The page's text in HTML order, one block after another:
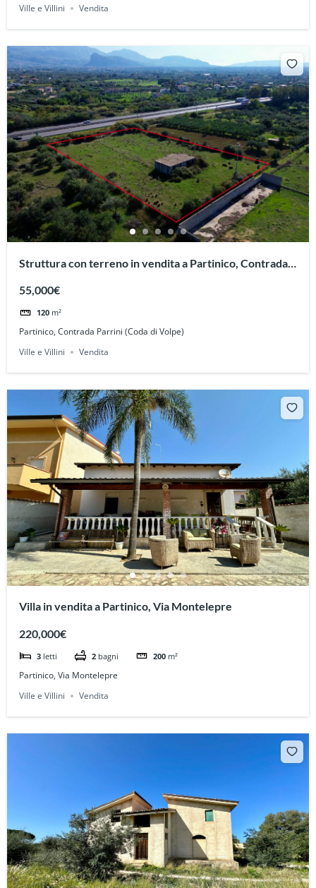
Ville e Villini Vendita
Struttura con terreno in vendita a Partinico, Contrada
55,000€
120 m²
Partinico, Contrada Parrini (Coda di Volpe)
Ville e Villini
Vendita
Villa in vendita a Partinico, Via Montelepre
220,000€
3 letti 2 bagni 200 m²
Partinico, Via Montelepre
Ville e Villini
Vendita